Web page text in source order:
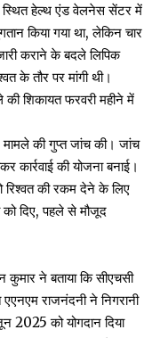
स्थित हेल्थ एंड वेलनेस सेंटर में
किया गया था, लेकिन चार
कराने के बदले लिपिक
के तौर पर मांगी थी।
की शिकायत फरवरी महीने में
मामले की गुप्त जांच की। जांच
कार्रवाई की योजना बनाई।
रिश्वत की रकम देने के लिए
दिए, पहले से मौजूद
कुमार ने बताया कि सीएचसी
राजनंदनी ने निगरानी
2025 को योगदान दिया